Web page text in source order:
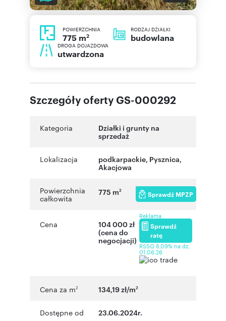
POWIERZCHNIA
775 m2
RODZAJ DZIAŁKI
budowlana
DROGA DOJAZDOWA
utwardzona
Szczegóły oferty GS-000292
Kategoria
Działki i grunty na
sprzedaż
Lokalizacja podkarpackie, Pysznica,
Akacjowa
Powierzchnia
całkowita
775 m2 Sprawdź MPZP
Cena
104 000 zł
(cena do
negocjacji)
Reklama
Sprawdź
ratę
RSSO 6,09% na dz.
01.06.26
Cena za m2 134,19 zł/m2
Dostępne od 23.06.2024r.